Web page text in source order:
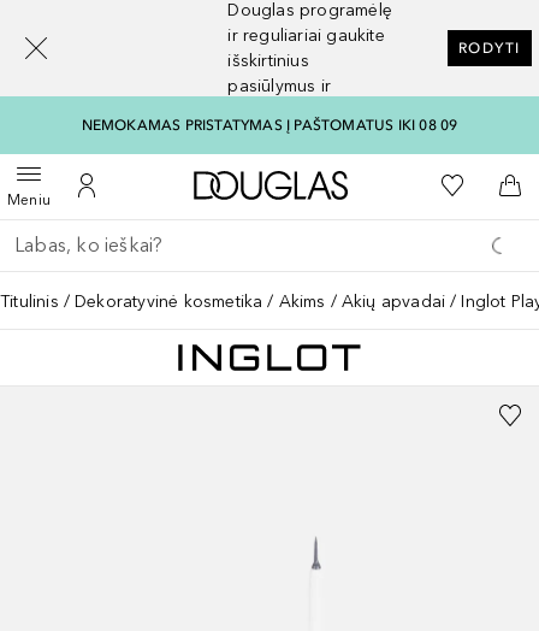
Douglas programėlę
ir reguliariai gaukite
išskirtinius
pasiūlymus ir
RODYTI
NEMOKAMAS PRISTATYMAS Į PAŠTOMATUS IKI 08 09
MeniuAtidaryti meniuĮ mano paskyrą
Į Douglas pagrindinį
Į mano
Į
Grįžk atgal
Vykdykite paiešką
Titulinis Dekoratyvinė kosmetika Akims Akių apvadai Inglot
[navigation.slideout.screenreader]